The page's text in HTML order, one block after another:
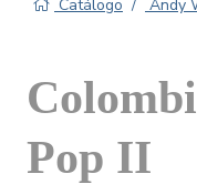
Catálogo Andy
Pop II